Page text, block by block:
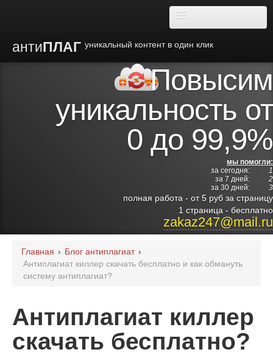
антиПЛАГ уникальный контент в один клик
Преимущества
Институты
Партнерам
Повысим
уникальность от
0 до 99,9%
мы помогли:
за сегодня:
1
за 7 дней:
2
за 30 дней:
3
полная работа - от 5 руб за страницу
1 страница - бесплатно
zakaz247@mail.ru
Главная › Блог антиплагиат ›
Антиплагиат киллер скачать бесплатно и как обмануть
систему антиплагиат?
Антиплагиат киллер
скачать бесплатно?